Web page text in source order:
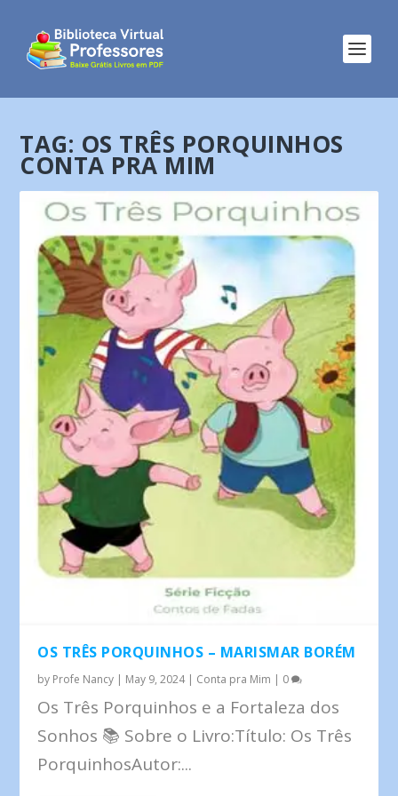
TAG: OS TRÊS PORQUINHOS
CONTA PRA MIM
OS TRÊS PORQUINHOS – MARISMAR BORÉM
by Profe Nancy | May 9, 2024| Conta pra Mim | 0
Os Três Porquinhos e a Fortaleza dos
Sonhos 📚 Sobre o Livro:Título: Os Três
PorquinhosAutor:...